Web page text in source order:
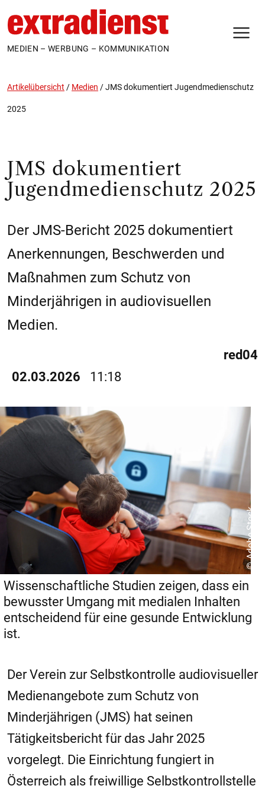
MEDIEN – WERBUNG – KOMMUNIKATION
Artikelübersicht / Medien /JMS dokumentiert Jugendmedienschutz
2025
JMS dokumentiert
Jugendmedienschutz 2025
Der JMS-Bericht 2025 dokumentiert
Anerkennungen, Beschwerden und
Maßnahmen zum Schutz von
Minderjährigen in audiovisuellen
Medien.
02.03.2026 11:18
red04
© Adobe Stock
Wissenschaftliche Studien zeigen, dass ein
bewusster Umgang mit medialen Inhalten
entscheidend für eine gesunde Entwicklung
ist.
DerVerein zur Selbstkontrolle audiovisueller
Medienangebote zum Schutz von
Minderjährigen (JMS) hat seinen
Tätigkeitsbericht für das Jahr 2025
vorgelegt. Die Einrichtung fungiert in
Österreich als freiwillige Selbstkontrollstelle